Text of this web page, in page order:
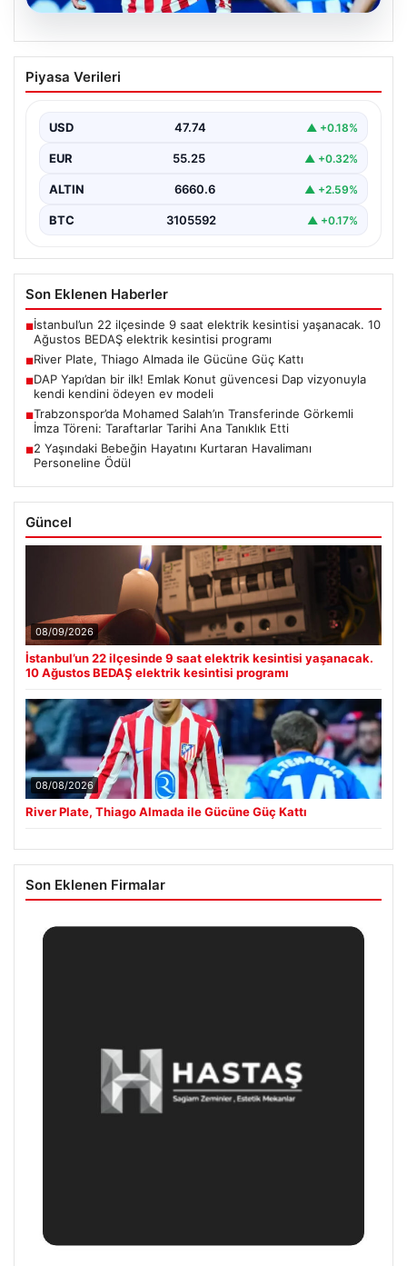
08.08.2026
River Plate, Thiago Almada ile Gücüne
Güç Kattı
Plate, transfer döneminin en çok konuşulan
isimlerinden biri…
Piyasa Verileri
USD 47.74 ▲ +0.18%
EUR 55.25 ▲ +0.32%
ALTIN 6660.6 ▲ +2.59%
BTC 3105592 ▲ +0.17%
Son Eklenen Haberler
■İstanbul’un 22 ilçesinde 9 saat elektrik kesintisi yaşanacak. 10
Ağustos BEDAŞ elektrik kesintisi programı
■River Plate, Thiago Almada ile Gücüne Güç Kattı
■DAP Yapı’dan bir ilk! Emlak Konut güvencesi Dap vizyonuyla
kendi kendini ödeyen ev modeli
■Trabzonspor’da Mohamed Salah’ın Transferinde Görkemli
İmza Töreni: Taraftarlar Tarihi Ana Tanıklık Etti
■2 Yaşındaki Bebeğin Hayatını Kurtaran Havalimanı
Personeline Ödül
Güncel
08/09/2026
İstanbul’un 22 ilçesinde 9 saat elektrik kesintisi yaşanacak.
10 Ağustos BEDAŞ elektrik kesintisi programı
08/08/2026
River Plate, Thiago Almada ile Gücüne Güç Kattı
Son Eklenen Firmalar